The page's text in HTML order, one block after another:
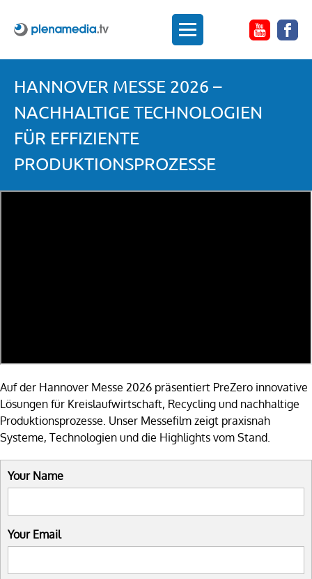
HANNOVER MESSE 2026 –
NACHHALTIGE TECHNOLOGIEN
FÜR EFFIZIENTE
PRODUKTIONSPROZESSE
Auf der Hannover Messe 2026 präsentiert PreZero innovative
Lösungen für Kreislaufwirtschaft, Recycling und nachhaltige
Produktionsprozesse. Unser Messefilm zeigt praxisnah
Systeme, Technologien und die Highlights vom Stand.
Your Name
Your Email